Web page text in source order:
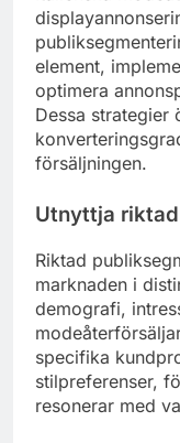
element,
optimera
Dessa strategier
försäljningen.
Utnyttja
Riktad
marknaden i
demografi,
specifika
stilpreferenser,
resonerar med